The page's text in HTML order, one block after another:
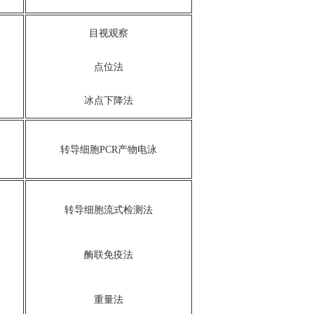
目视观察
点位法
冰点下降法
转导细胞PCR产物电泳
转导细胞流式检测法
酶联免疫法
重量法